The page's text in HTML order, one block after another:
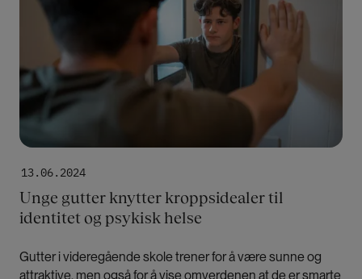
13.06.2024
Unge gutter knytter kroppsidealer til
identitet og psykisk helse
Gutter i videregående skole trener for å være sunne og
attraktive, men også for å vise omverdenen at de er smarte